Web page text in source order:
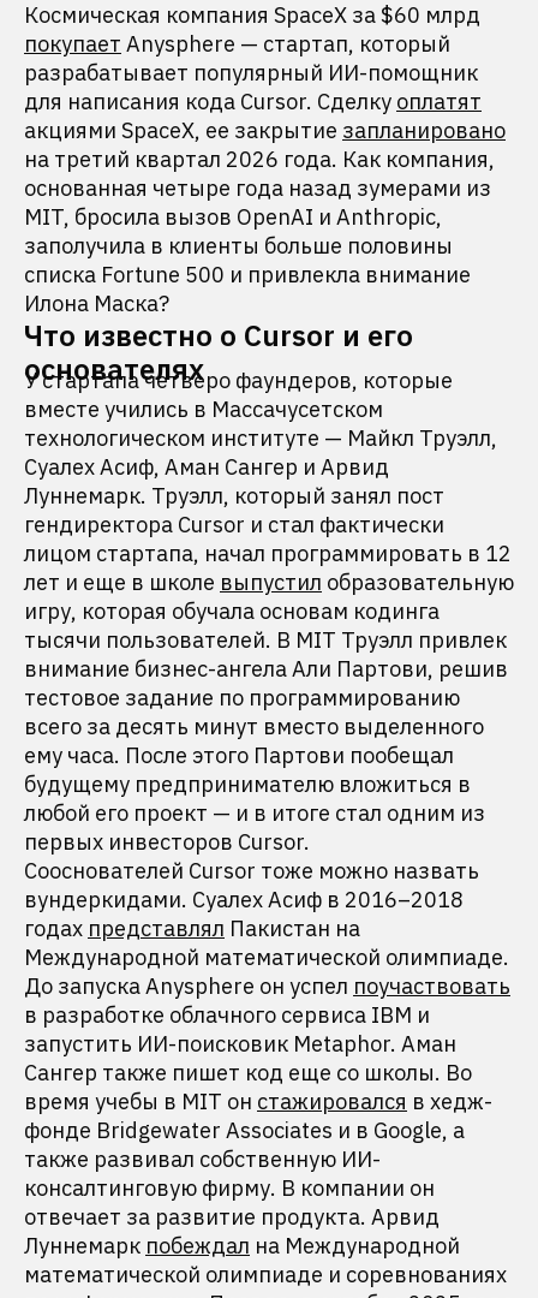
Космическая компания SpaceX за $60 млрд
покупает Anysphere — стартап, который
разрабатывает популярный ИИ-помощник
для написания кода Cursor. Сделку оплатят
акциями SpaceX, ее закрытие запланировано
на третий квартал 2026 года. Как компания,
основанная четыре года назад зумерами из
MIT, бросила вызов OpenAI и Anthropic,
заполучила в клиенты больше половины
списка Fortune 500 и привлекла внимание
Илона Маска?
Что известно о Cursor и его
основателях
У стартапа четверо фаундеров, которые
вместе учились в Массачусетском
технологическом институте — Майкл Труэлл,
Суалех Асиф, Аман Сангер и Арвид
Луннемарк. Труэлл, который занял пост
гендиректора Cursor и стал фактически
лицом стартапа, начал программировать в 12
лет и еще в школе выпустил образовательную
игру, которая обучала основам кодинга
тысячи пользователей. В MIT Труэлл привлек
внимание бизнес-ангела Али Партови, решив
тестовое задание по программированию
всего за десять минут вместо выделенного
ему часа. После этого Партови пообещал
будущему предпринимателю вложиться в
любой его проект — и в итоге стал одним из
первых инвесторов Cursor.
Сооснователей Cursor тоже можно назвать
вундеркидами. Суалех Асиф в 2016–2018
годах представлял Пакистан на
Международной математической олимпиаде.
До запуска Anysphere он успел поучаствовать
в разработке облачного сервиса IBM и
запустить ИИ-поисковик Metaphor. Аман
Сангер также пишет код еще со школы. Во
время учебы в MIT он стажировался в хедж-
фонде Bridgewater Associates и в Google, а
также развивал собственную ИИ-
консалтинговую фирму. В компании он
отвечает за развитие продукта. Арвид
Луннемарк побеждал на Международной
математической олимпиаде и соревнованиях